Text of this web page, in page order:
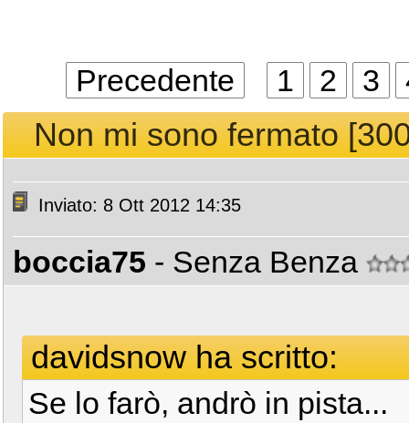
Precedente 1 2 3
Non mi sono fermato
Inviato: 8 Ott 2012 14:35
boccia75 - Senza Benza
davidsnow ha scritto:
Se lo farò, andrò in pista...